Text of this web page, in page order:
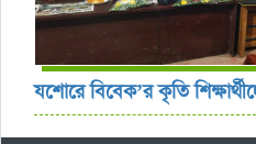
যশোরে বিবেক’র কৃতি